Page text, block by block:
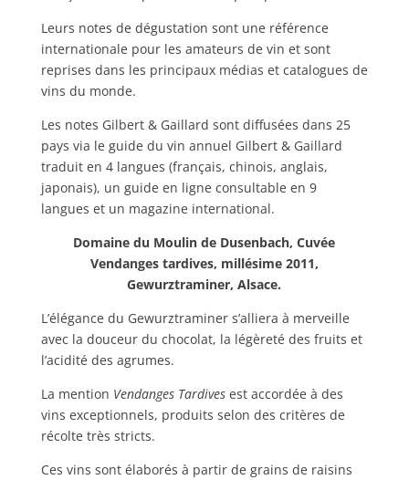
Leurs notes de dégustation sont une référence
internationale pour les amateurs de vin et sont
reprises dans les principaux médias et catalogues de
vins du monde.
Les notes Gilbert & Gaillard sont diffusées dans 25
pays via le guide du vin annuel Gilbert & Gaillard
traduit en 4 langues (français, chinois, anglais,
japonais), un guide en ligne consultable en 9
langues et un magazine international.
Domaine du Moulin de Dusenbach, Cuvée
Vendanges tardives, millésime 2011,
Gewurztraminer, Alsace.
L’élégance du Gewurztraminer s’alliera à merveille
avec la douceur du chocolat, la légèreté des fruits et
l’acidité des agrumes.
La mention Vendanges Tardivesest accordée à des
vins exceptionnels, produits selon des critères de
récolte très stricts.
Ces vins sont élaborés à partir de grains de raisins